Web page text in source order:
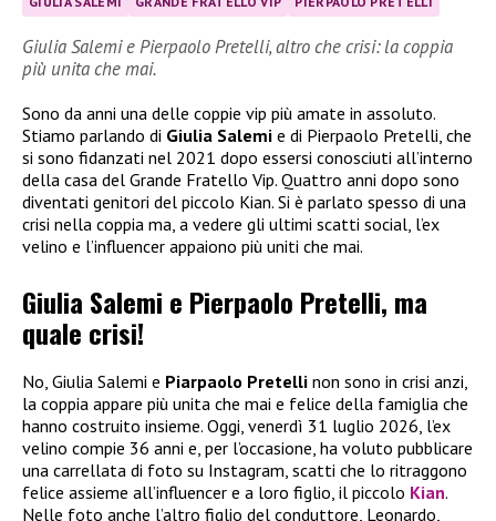
Giulia Salemi e Pierpaolo Pretelli, altro che crisi: la coppia
più unita che mai.
Sono da anni una delle coppie vip più amate in assoluto.
Stiamo parlando di Giulia Salemi e di Pierpaolo Pretelli, che
si sono fidanzati nel 2021 dopo essersi conosciuti all’interno
della casa del Grande Fratello Vip. Quattro anni dopo sono
diventati genitori del piccolo Kian. Si è parlato spesso di una
crisi nella coppia ma, a vedere gli ultimi scatti social, l’ex
velino e l’influencer appaiono più uniti che mai.
Giulia Salemi e Pierpaolo Pretelli, ma
quale crisi!
No, Giulia Salemi e Piarpaolo Pretelli non sono in crisi anzi,
la coppia appare più unita che mai e felice della famiglia che
hanno costruito insieme. Oggi, venerdì 31 luglio 2026, l’ex
velino compie 36 anni e, per l’occasione, ha voluto pubblicare
una carrellata di foto su Instagram, scatti che lo ritraggono
felice assieme all’influencer e a loro figlio, il piccolo Kian.
Nelle foto anche l’altro figlio del conduttore, Leonardo,